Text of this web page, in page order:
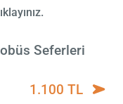
Seferleri
1.100 TL